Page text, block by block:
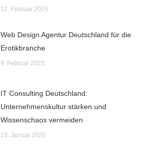
12. Februar 2025
Web Design Agentur Deutschland für die
Erotikbranche
9. Februar 2025
IT Consulting Deutschland:
Unternehmenskultur stärken und
Wissenschaos vermeiden
23. Januar 2025